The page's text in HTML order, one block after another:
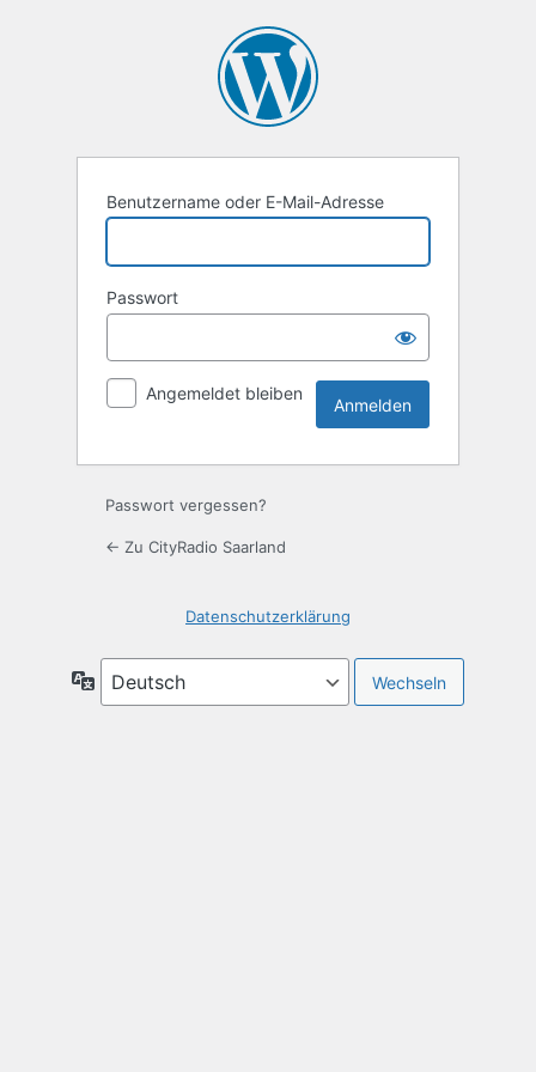
Benutzername oder E-Mail-Adresse
Passwort
Angemeldet bleiben
Passwort vergessen?
← Zu CityRadio Saarland
Datenschutzerklärung
Sprache